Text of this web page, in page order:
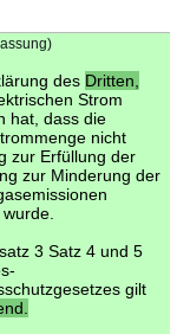
des Dritten,
Strom
hat, dass die
nicht
zur Erfüllung der
zur Minderung der
3 Satz 4 und 5
gilt